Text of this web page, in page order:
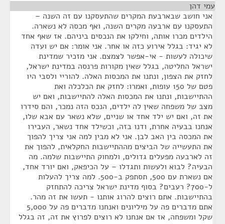
עמי דהן
אני חושב שבארבעת המקרים שהתעסקנו עם זה השנה –
התעסקנו עם ארבעה מקרים השנה, ואף מכסה לא נשארה.
הילדים מכרו אותה, וחילקו את הנכסים ביניהם. אז שאף אחד
לא יגיד: בגלל אירוע כזה או אחר. אני אומר: אם יש ועדה
שיכולה לעשות - אי-אפשר לצמצם. אני מזכיר שמדינת
ישראל החליטה, בגלל שאין מקורות פרנסה במדינת ישראל,
לחזק את הצפון, ונתנו את המכסות האלה. להוריי ולסבי היו
פטם של 150 עופות, ואמרו: לחזק את הכלכלה ואת
ההתיישבות, ונתנו את המכסות האלה להתיישבות, ואם יש
מצב של משפחה שאין לה ילדים, הנכס הזה נמכר, והם סידרו
את זה, ואם יש ילד אחד או שניים, שלא נשאר עם אבא שלו,
אנחנו בבעיה אחרת, ודנו בזה, וכשילד אחד נשאר, העבירו
את המכסה בין האב לבן. אני לא מבין למה אני צריך להפוך
את התעשייה של הביצים מההתיישבות החקלאית, להפוך את
זה לארבעה מפעלים גדולים, ולמחוק התיישבות שלמה. מה
הבעיה? לבוא ולעשות ותגדלו – על הכיפאק, ואם יורד אחד,
אם נשארת עם 500, תסתפק ב-500. למה צריך להעלות
ל-700? רעבים? בסוף מדינת ישראל צריכה להתחזק
בהתיישבות. אתם רוצים להרוג אותנו - תעשו את זה מהר.
אתם מדברים פה על מיליונים ואנחנו מדברים פה על 5,000
שקל ומשפחה, אז אם אנחנו לא רוצים לפרוץ את זה, זה בגלל